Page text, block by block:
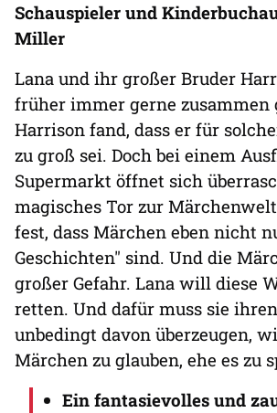
Schauspieler und
Miller
Lana und ihr großer Bruder
früher immer gerne zusammen
Harrison fand, dass er für
zu groß sei. Doch bei einem
Supermarkt öffnet sich
magisches Tor zur
fest, dass Märchen eben nicht
Geschichten" sind. Und die
großer Gefahr. Lana will diese
retten. Und dafür muss sie
unbedingt davon überzeugen,
Märchen zu glauben, ehe es zu
Ein fantasievolles und